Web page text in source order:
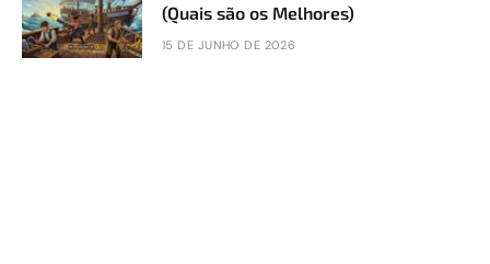
(Quais são os Melhores)
15 DE JUNHO DE 2026